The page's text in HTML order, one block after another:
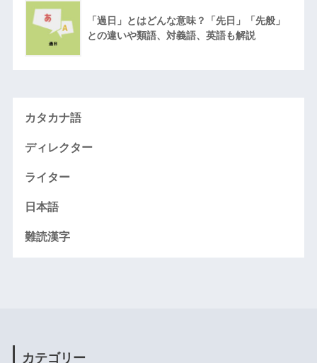
「過日」とはどんな意味？「先日」「先般」
との違いや類語、対義語、英語も解説
カタカナ語
ディレクター
ライター
日本語
難読漢字
カテゴリー